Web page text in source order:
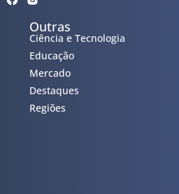
Outras
Ciência e Tecnologia
Educação
Mercado
Destaques
Regiões